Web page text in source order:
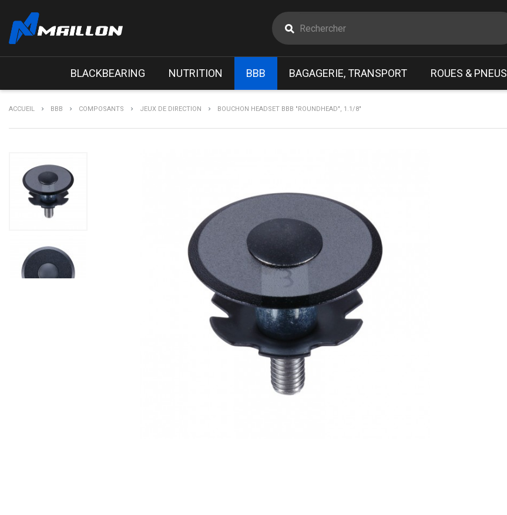
BLACKBEARING NUTRITION BBB BAGAGERIE, TRANSPORT ROUES & PNEUS
ACCUEIL BBB COMPOSANTS JEUX DE DIRECTION BOUCHON HEADSET BBB "ROUNDHEAD", 1.1/8"